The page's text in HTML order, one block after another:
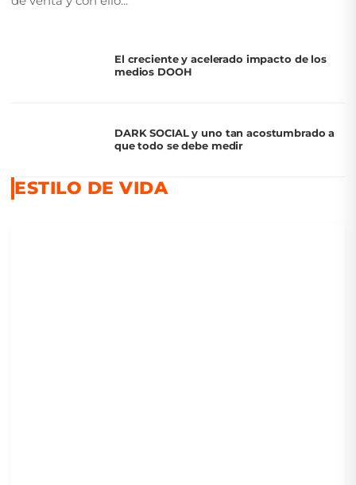
El creciente y acelerado impacto de los
medios DOOH
DARK SOCIAL y uno tan acostumbrado a
que todo se debe medir
ESTILO DE VIDA